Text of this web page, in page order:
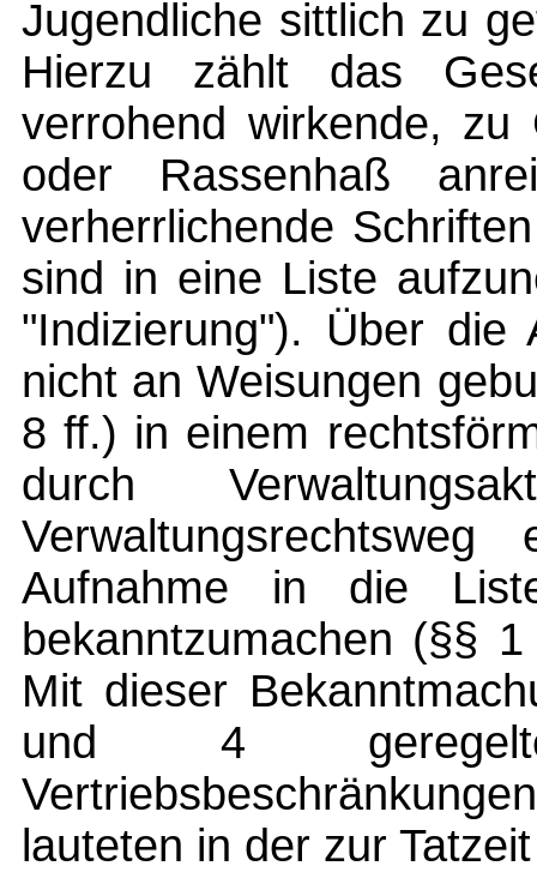
Jugendliche sittlich zu
Hierzu zählt das
verrohend wirkende, zu
oder Rassenhaß
verherrlichende
sind in eine Liste
"Indizierung"). Über die
nicht an Weisungen
8 ff.) in einem
durch
Aufnahme in die
bekanntzumachen (§§
Mit dieser
und 4
lauteten in der zur